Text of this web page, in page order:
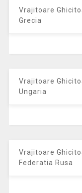
Vrajitoare
Grecia
Vrajitoare
Ungaria
Vrajitoare
Federatia Rusa